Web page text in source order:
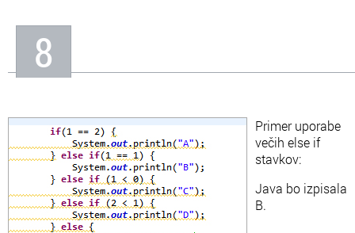
8
Primer uporabe
večih else if
stavkov:
Java bo izpisala
B.